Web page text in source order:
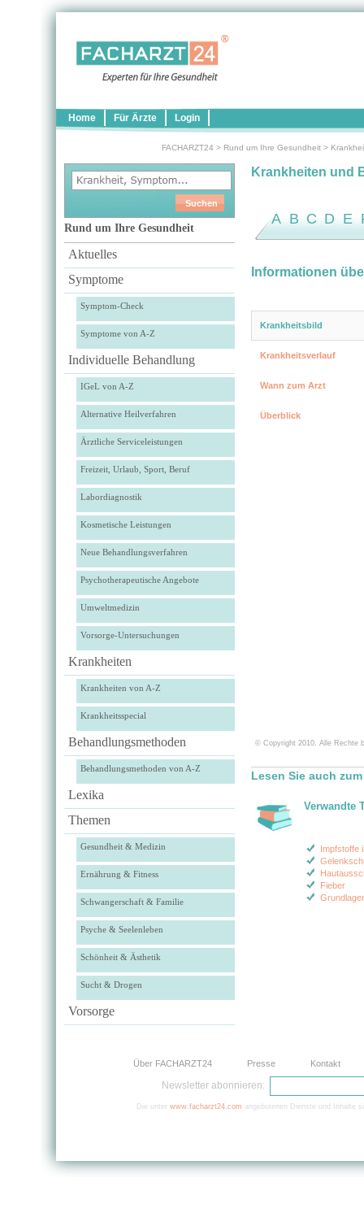
Home Für Ärzte Login
FACHARZT24 > Rund um Ihre Gesundheit >
Rund um Ihre Gesundheit
Aktuelles
Symptome
Symptom-Check
Symptome von A-Z
Individuelle Behandlung
IGeL von A-Z
Alternative Heilverfahren
Ärztliche Serviceleistungen
Freizeit, Urlaub, Sport, Beruf
Labordiagnostik
Kosmetische Leistungen
Neue Behandlungsverfahren
Psychotherapeutische Angebote
Umweltmedizin
Vorsorge-Untersuchungen
Krankheiten
Krankheiten von A-Z
Krankheitsspecial
Behandlungsmethoden
Behandlungsmethoden von A-Z
Lexika
Themen
Gesundheit & Medizin
Ernährung & Fitness
Schwangerschaft & Familie
Psyche & Seelenleben
Schönheit & Ästhetik
Sucht & Drogen
Vorsorge
Krankheiten und
A B C D E
Informationen
Krankheitsbild
Krankheitsverlauf
Wann zum Arzt
Überblick
© Copyright 2010. Alle Rechte
Lesen Sie auch
Verwandte
Impfstoffe
Fieber
Über FACHARZT24 Presse Kontakt
Newsletter abonnieren:
Die unter www.facharzt24.com angebotenen Dienste und Inhalte